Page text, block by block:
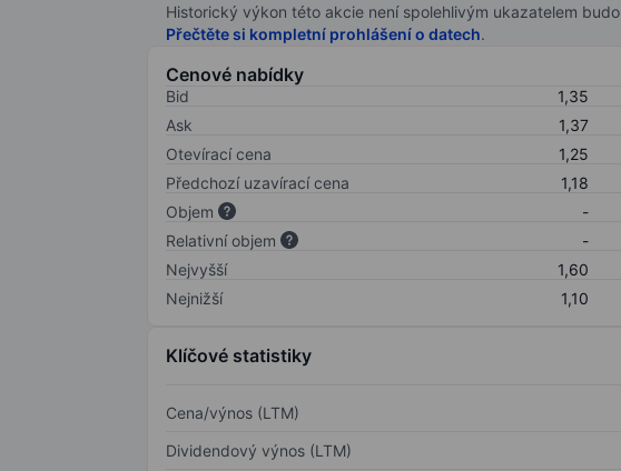
Historický výkon této akcie není spolehlivým ukazatelem
Přečtěte si kompletní prohlášení o datech.
Cenové nabídky
Bid 1,35
Ask
1,37
Otevírací cena
1,25
Předchozí uzavírací cena
1,18
Objem
-
Relativní objem
-
Nejvyšší
1,60
Nejnižší
1,10
Klíčové statistiky
Cena/výnos (LTM)
Dividendový výnos (LTM)